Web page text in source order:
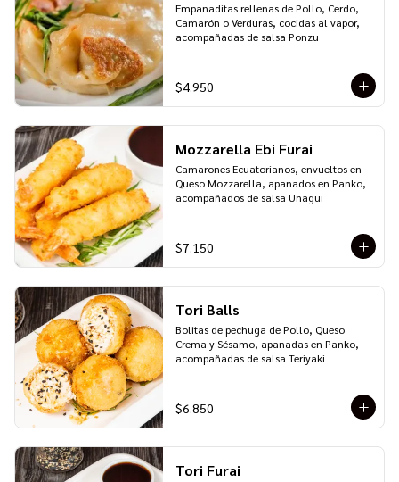
Empanaditas rellenas de Pollo, Cerdo,
Camarón o Verduras, cocidas al vapor,
acompañadas de salsa Ponzu
$4.950
Mozzarella Ebi Furai
Camarones Ecuatorianos, envueltos en
Queso Mozzarella, apanados en Panko,
acompañados de salsa Unagui
$7.150
Tori Balls
Bolitas de pechuga de Pollo, Queso
Crema y Sésamo, apanadas en Panko,
acompañadas de salsa Teriyaki
$6.850
Tori Furai